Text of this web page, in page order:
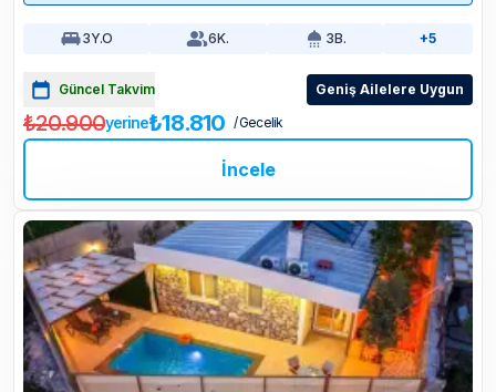
3Y.O 6K. 3B. +5
Güncel Takvim Geniş Ailelere Uygun
₺20.900yerine₺18.810 / Gecelik
İncele